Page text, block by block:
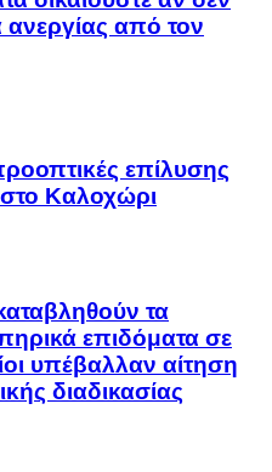
από τον
επίλυσης
Καλοχώρι
τα
επιδόματα σε
υπέβαλλαν αίτηση
διαδικασίας